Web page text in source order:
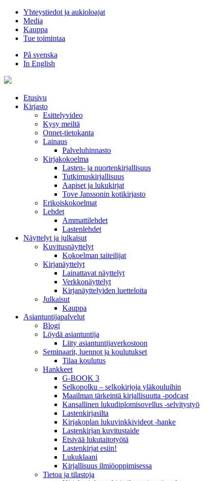
Hyppää
sisältöön
Yhteystiedot ja aukioloajat
Media
Kauppa
Tue toimintaa
På svenska
In English
Etusivu
Kirjasto
Esittelyvideo
Kysy meiltä
Onnet-tietokanta
Lainaus
Palveluhinnasto
Kirjakokoelma
Lasten- ja nuortenkirjallisuus
Tutkimuskirjallisuus
Aapiset ja lukukirjat
Tove Janssonin kotikirjasto
Erikoiskokoelmat
Lehdet
Ammattilehdet
Lastenlehdet
Näyttelyt ja julkaisut
Kuvitusnäyttelyt
Kokoelman taiteilijat
Kirjanäyttelyt
Lainattavat näyttelyt
Verkkonäyttelyt
Kirjanäyttelyiden luetteloita
Julkaisut
Kauppa
Asiantuntija­palvelut
Blogi
Löydä asiantuntija
Liity asiantuntijaverkostoon
Seminaarit, luennot ja koulutukset
Tilaa koulutus
Hankkeet
G-BOOK 3
Selkopolku – selkokirjoja yläkouluihin
Maailman tärkeintä kirjallisuutta -podcast
Kansallinen lukudiplomisovellus -selvitystyö
Lastenkirjasilta
Kirjakoplan lukuvinkkivideot -hanke
Lastenkirjan kuvitustaide
Etsivää lukutaitotyötä
Lastenkirjat esiin!
Lukuklaani
Kirjallisuus ilmiöoppimisessa
Tietoa ja tilastoja